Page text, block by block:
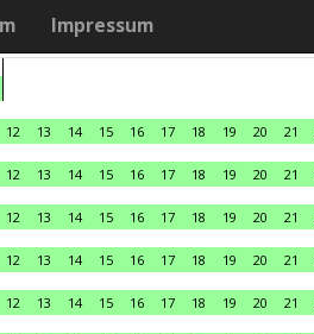
Impressum
12 13 14 15 16 17 18 19 20 21
12 13 14 15 16 17 18 19 20 21
12 13 14 15 16 17 18 19 20 21
12 13 14 15 16 17 18 19 20 21
12 13 14 15 16 17 18 19 20 21